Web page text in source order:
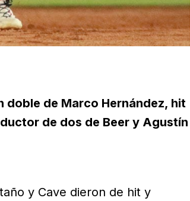
doble de Marco Hernández, hit
de dos de Beer y Agustín
y Cave dieron de hit y